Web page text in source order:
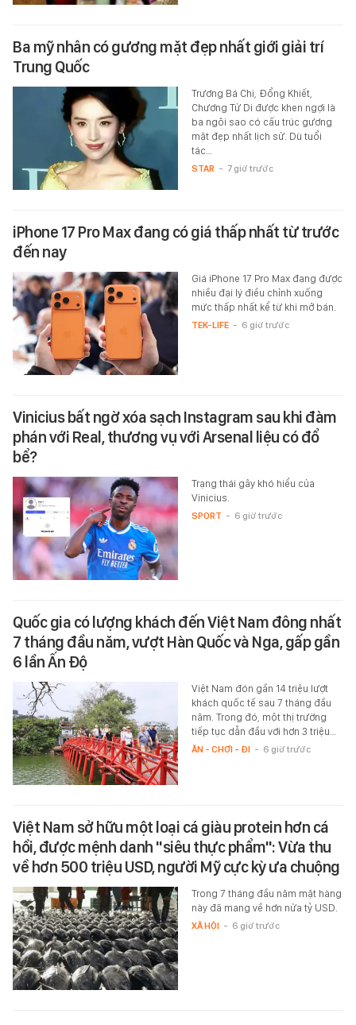
Ba mỹ nhân có gương mặt đẹp nhất giới giải trí
Trung Quốc
Trương Bá Chi, Đổng Khiết,
Chương Tử Di được khen ngợi là
ba ngôi sao có cấu trúc gương
mặt đẹp nhất lịch sử. Dù tuổi
tác…
STAR - 7 giờ trước
iPhone 17 Pro Max đang có giá thấp nhất từ trước
đến nay
Giá iPhone 17 Pro Max đang được
nhiều đại lý điều chỉnh xuống
mức thấp nhất kể từ khi mở bán.
TEK-LIFE - 6 giờ trước
Vinicius bất ngờ xóa sạch Instagram sau khi đàm
phán với Real, thương vụ với Arsenal liệu có đổ
bể?
Trạng thái gây khó hiểu của
Vinicius.
SPORT - 6 giờ trước
Quốc gia có lượng khách đến Việt Nam đông nhất
7 tháng đầu năm, vượt Hàn Quốc và Nga, gấp gần
6 lần Ấn Độ
Việt Nam đón gần 14 triệu lượt
khách quốc tế sau 7 tháng đầu
năm. Trong đó, một thị trường
tiếp tục dẫn đầu với hơn 3 triệu…
ĂN - CHƠI - ĐI - 6 giờ trước
Việt Nam sở hữu một loại cá giàu protein hơn cá
hồi, được mệnh danh "siêu thực phẩm": Vừa thu
về hơn 500 triệu USD, người Mỹ cực kỳ ưa chuộng
Trong 7 tháng đầu năm mặt hàng
này đã mang về hơn nửa tỷ USD.
XÃ HỘI - 6 giờ trước